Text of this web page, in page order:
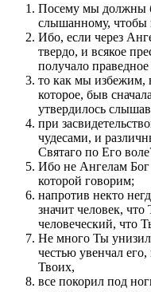
Посему мы должны
слышанному, чтобы
Ибо, если через
твердо, и всякое
получало праведное
то как мы избежим,
которое, быв
утвердилось
при
чудесами, и
Святаго по Его
Ибо не Ангелам
которой говорим;
напротив некто
значит человек,
человеческий, что
Не много Ты
честью увенчал
Твоих,
все покорил под